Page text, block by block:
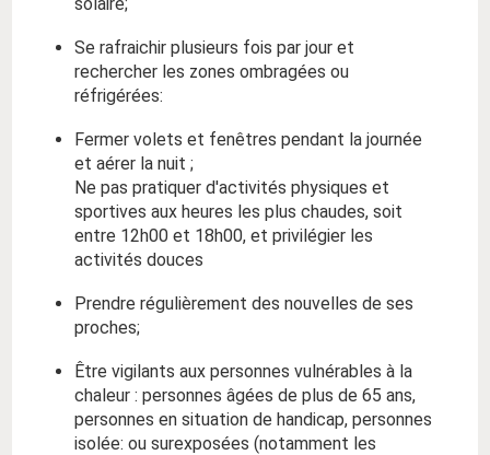
Se rafraichir plusieurs fois par jour et
rechercher les zones ombragées ou
réfrigérées:
Fermer volets et fenêtres pendant la journée
et aérer la nuit ;
Ne pas pratiquer d'activités physiques et
sportives aux heures les plus chaudes, soit
entre 12h00 et 18h00, et privilégier les
activités douces
Prendre régulièrement des nouvelles de ses
proches;
Être vigilants aux personnes vulnérables à la
chaleur : personnes âgées de plus de 65 ans,
personnes en situation de handicap, personnes
isolée: ou surexposées (notamment les